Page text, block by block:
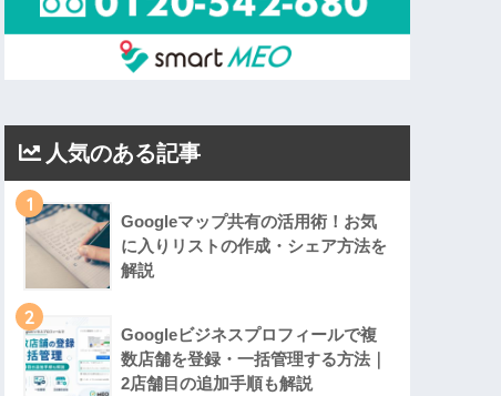
人気のある記事
1
Googleマップ共有の活用術！お気
に入りリストの作成・シェア方法を
解説
2
Googleビジネスプロフィールで複
数店舗を登録・一括管理する方法｜
2店舗目の追加手順も解説